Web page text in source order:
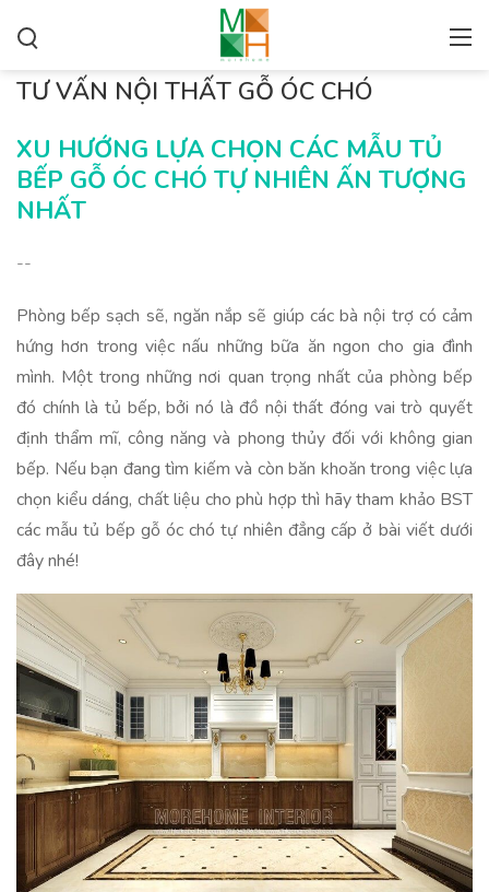
TƯ VẤN NỘI THẤT GỖ ÓC CHÓ
XU HƯỚNG LỰA CHỌN CÁC MẪU TỦ
BẾP GỖ ÓC CHÓ TỰ NHIÊN ẤN TƯỢNG
NHẤT
--
Phòng bếp sạch sẽ, ngăn nắp sẽ giúp các bà nội trợ có cảm
hứng hơn trong việc nấu những bữa ăn ngon cho gia đình
mình. Một trong những nơi quan trọng nhất của phòng bếp
đó chính là tủ bếp, bởi nó là đồ nội thất đóng vai trò quyết
định thẩm mĩ, công năng và phong thủy đối với không gian
bếp. Nếu bạn đang tìm kiếm và còn băn khoăn trong việc lựa
chọn kiểu dáng, chất liệu cho phù hợp thì hãy tham khảo BST
các mẫu tủ bếp gỗ óc chó tự nhiên đẳng cấp ở bài viết dưới
đây nhé!